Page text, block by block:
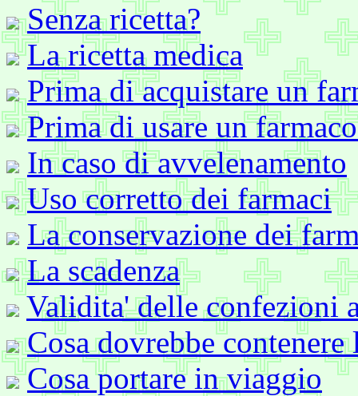
Senza ricetta?
La ricetta medica
Prima di acquistare un
Prima di usare un
In caso di avvelenamento
Uso corretto dei farmaci
La conservazione dei
La scadenza
Validita' delle confezioni
Cosa dovrebbe
Cosa portare in viaggio